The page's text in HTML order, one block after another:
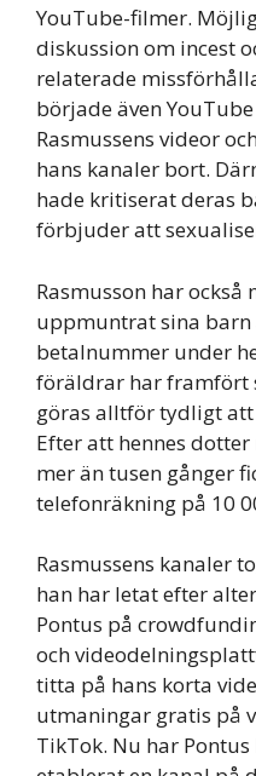
YouTube-filmer.
diskussion om incest
relaterade
började även
Rasmussens videor
hans kanaler bort.
hade kritiserat deras
förbjuder att
Rasmusson har
uppmuntrat sina
betalnummer under
föräldrar har framfört
göras alltför tydligt
Efter att hennes
mer än tusen gånger
telefonräkning på 10
Rasmussens kanaler
han har letat efter
Pontus på
och
titta på hans korta
utmaningar gratis på
TikTok. Nu har Pontus